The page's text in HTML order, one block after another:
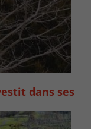
dans ses